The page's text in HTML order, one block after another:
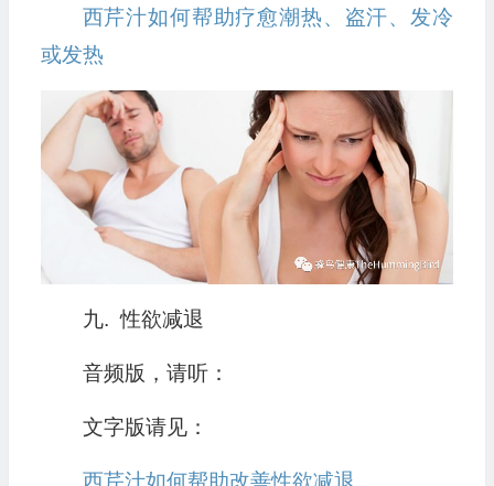
西芹汁如何帮助疗愈潮热、盗汗、发冷
或发热
九. 性欲减退
音频版，请听：
文字版请见：